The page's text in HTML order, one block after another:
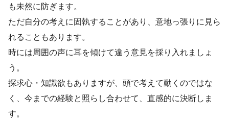
も未然に防ぎます。
ただ自分の考えに固執することがあり、意地っ張りに見ら
れることもあります。
時には周囲の声に耳を傾けて違う意見を採り入れましょ
う。
探求心・知識欲もありますが、頭で考えて動くのではな
く、今までの経験と照らし合わせて、直感的に決断しま
す。